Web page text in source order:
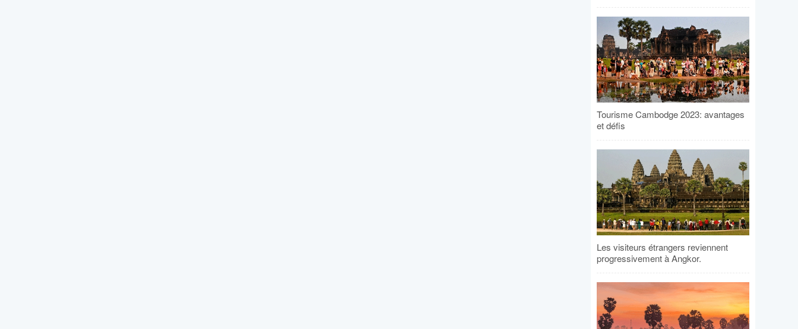
Tourisme Cambodge 2023: avantages
et défis
Les visiteurs étrangers reviennent
progressivement à Angkor.